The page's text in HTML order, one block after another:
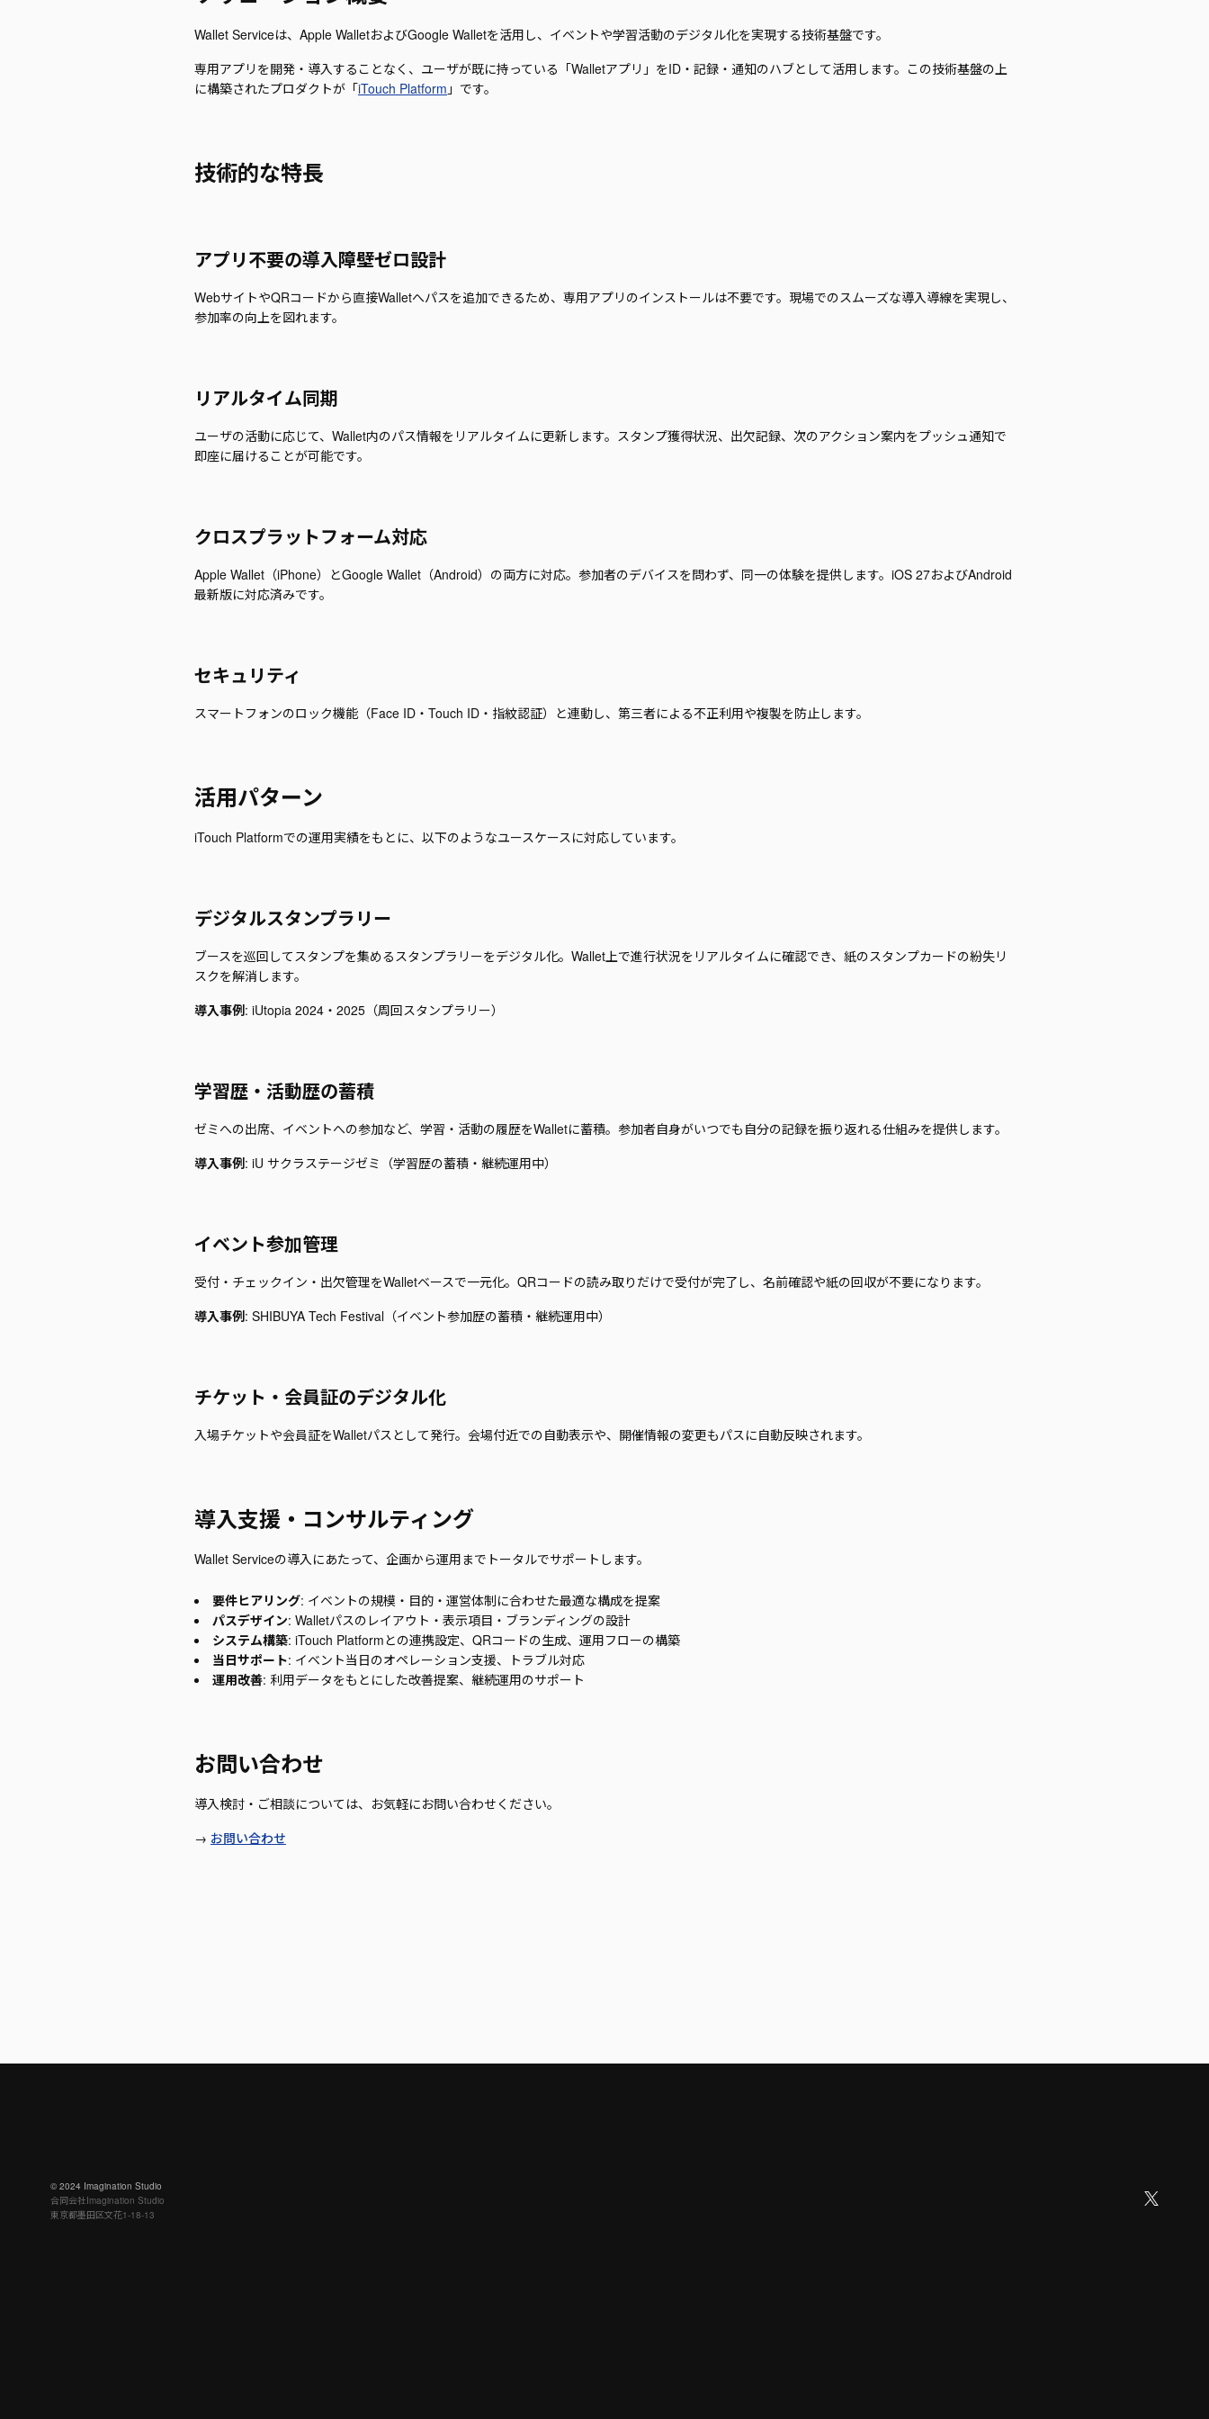
Wallet Serviceは、Apple WalletおよびGoogle Walletを活用し、イベントや学習活動のデジタル化を実現する技術基盤です。
専用アプリを開発・導入することなく、ユーザが既に持っている「Walletアプリ」をID・記録・通知のハブとして活用します。この技術基盤の上
に構築されたプロダクトが「iTouch Platform 」です。
技術的な特長
アプリ不要の導入障壁ゼロ設計
WebサイトやQRコードから直接Walletへパスを追加できるため、専用アプリのインストールは不要です。現場でのスムーズな導入導線を実現し、
参加率の向上を図れます。
リアルタイム同期
ユーザの活動に応じて、Wallet内のパス情報をリアルタイムに更新します。スタンプ獲得状況、出欠記録、次のアクション案内をプッシュ通知で
即座に届けることが可能です。
クロスプラットフォーム対応
Apple Wallet（iPhone）とGoogle Wallet（Android）の両方に対応。参加者のデバイスを問わず、同一の体験を提供します。iOS 27およびAndroid
最新版に対応済みです。
セキュリティ
スマートフォンのロック機能（Face ID・Touch ID・指紋認証）と連動し、第三者による不正利用や複製を防止します。
活用パターン
iTouch Platformでの運用実績をもとに、以下のようなユースケースに対応しています。
デジタルスタンプラリー
ブースを巡回してスタンプを集めるスタンプラリーをデジタル化。Wallet上で進行状況をリアルタイムに確認でき、紙のスタンプカードの紛失リ
スクを解消します。
導入事例: iUtopia 2024・2025（周回スタンプラリー）
学習歴・活動歴の蓄積
ゼミへの出席、イベントへの参加など、学習・活動の履歴をWalletに蓄積。参加者自身がいつでも自分の記録を振り返れる仕組みを提供します。
導入事例: iU サクラステージゼミ（学習歴の蓄積・継続運用中）
イベント参加管理
受付・チェックイン・出欠管理をWalletベースで一元化。QRコードの読み取りだけで受付が完了し、名前確認や紙の回収が不要になります。
導入事例: SHIBUYA Tech Festival（イベント参加歴の蓄積・継続運用中）
チケット・会員証のデジタル化
入場チケットや会員証をWalletパスとして発行。会場付近での自動表示や、開催情報の変更もパスに自動反映されます。
導入支援・コンサルティング
Wallet Serviceの導入にあたって、企画から運用までトータルでサポートします。
要件ヒアリング: イベントの規模・目的・運営体制に合わせた最適な構成を提案
パスデザイン: Walletパスのレイアウト・表示項目・ブランディングの設計
システム構築: iTouch Platformとの連携設定、QRコードの生成、運用フローの構築
当日サポート: イベント当日のオペレーション支援、トラブル対応
運用改善: 利用データをもとにした改善提案、継続運用のサポート
お問い合わせ
導入検討・ご相談については、お気軽にお問い合わせください。
→ お問い合わせ
©︎ 2024 Imagination Studio
合同会社Imagination Studio
東京都墨田区文花1-18-13